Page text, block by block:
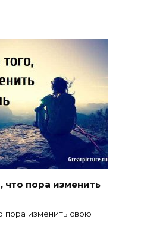
что пора изменить
пора изменить свою